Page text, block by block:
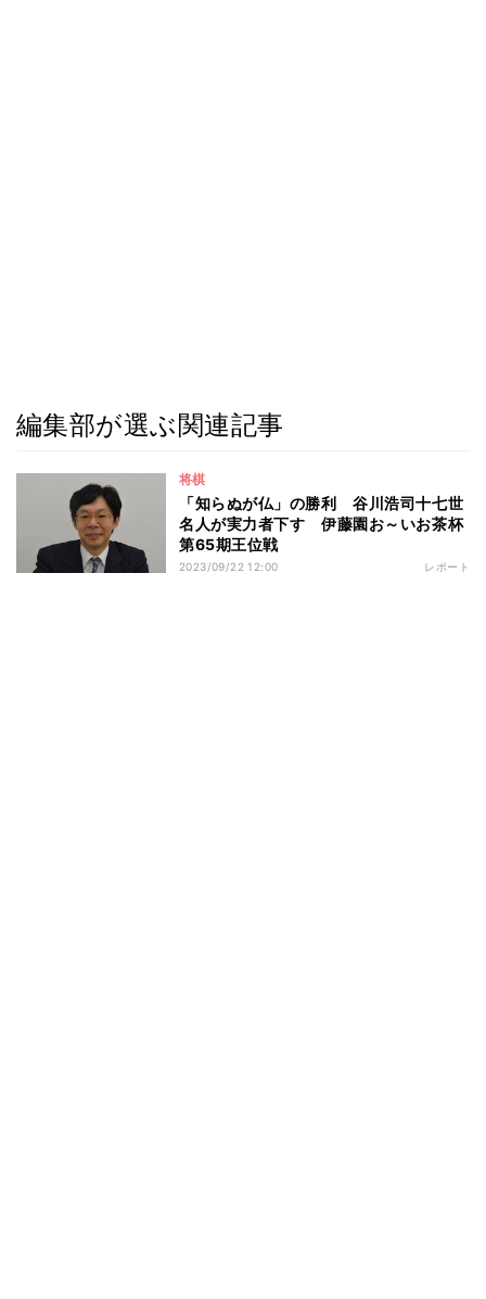
編集部が選ぶ関連記事
将棋
「知らぬが仏」の勝利 谷川浩司十七世
名人が実力者下す 伊藤園お～いお茶杯
第65期王位戦
2023/09/22 12:00 レポート